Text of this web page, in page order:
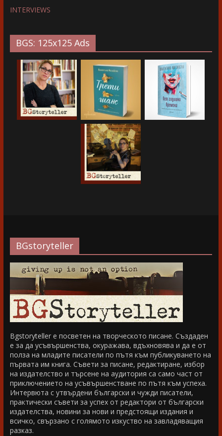
INTERVIEWS
BGS: 125x125 Ads
BGstoryteller
Bgstoryteller е посветен на творческото писане. Създаден
е за да усъвършенства, окуражава, вдъхновява и да е от
полза на младите писатели по пътя към публикуването на
първата им книга. Съвети за писане, редактиране, избор
на издателство и търсене на аудитория са само част от
приключението на усъвършенстване по пътя към успеха.
Интервюта с утвърдени български и чужди писатели,
практически съвети за успех от редактори от български
издателства, новини за нови и предстоящи издания и
всичко, свързано с голямото изкуство на завладяващия
разказ.